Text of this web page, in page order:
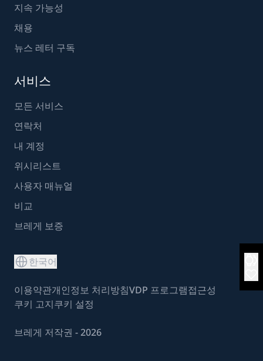
지속 가능성
채용
뉴스 레터 구독
서비스
모든 서비스
연락처
내 계정
위시리스트
사용자 매뉴얼
비교
브레게 보증
한국어
이용약관개인정보 처리방침VDP 프로그램접근성
쿠키 고지쿠키 설정
브레게 저작권 - 2026